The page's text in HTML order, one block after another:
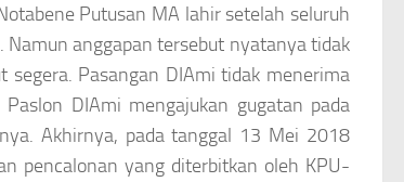
Putusan MA lahir setelah seluruh
anggapan tersebut nyatanya tidak
segera. Pasangan DIAmi tidak menerima
Paslon DIAmi mengajukan gugatan pada
Akhirnya, pada tanggal 13 Mei 2018
pencalonan yang diterbitkan oleh KPU-